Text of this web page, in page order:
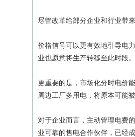
尽管改革给部分企业和行业带
价格信号可以更有效地引导电
业也愿意将生产转移至此时段。
更重要的是，市场化分时电价
周边工厂多用电，将原本可能
对于企业而言，主动管理电费
业可靠的售电合作伙伴，已经